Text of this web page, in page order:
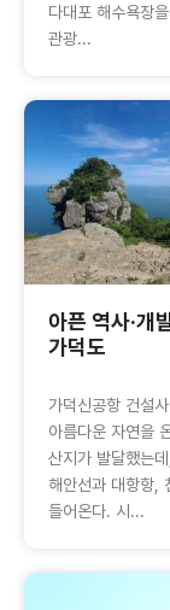
다대포 해수욕장
관광...
아픈 역사·개
가덕도
가덕신공항 건설
아름다운 자연을
산지가 발달했는
해안선과 대항항,
들어온다. 시...